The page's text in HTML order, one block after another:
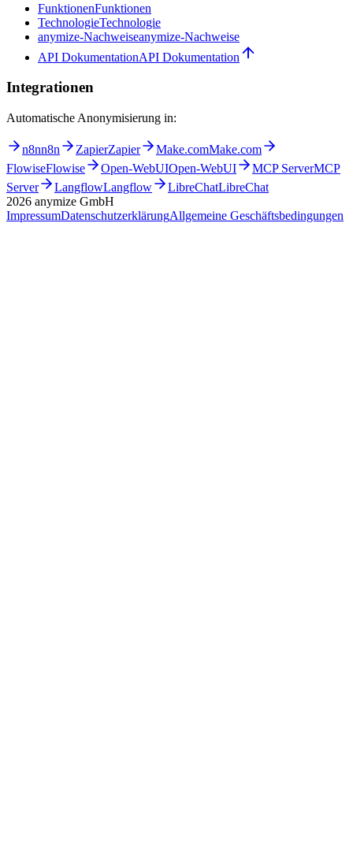
FunktionenFunktionen
TechnologieTechnologie
anymize-Nachweiseanymize-Nachweise
API DokumentationAPI Dokumentation
Integrationen
Automatische Anonymisierung in:
n8nn8n ZapierZapier Make.comMake.com
FlowiseFlowise Open-WebUIOpen-WebUI MCP ServerMCP
Server
LangflowLangflow LibreChatLibreChat
2026 anymize GmbH
ImpressumDatenschutzerklärungAllgemeine Geschäftsbedingungen